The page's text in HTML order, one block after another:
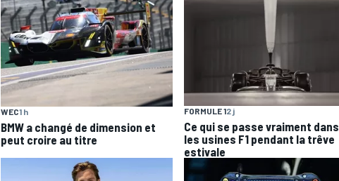
WEC1 h
BMW a changé de dimension et
peut croire au titre
FORMULE 12 j
Ce qui se passe vraiment dans
les usines F1 pendant la trêve
estivale